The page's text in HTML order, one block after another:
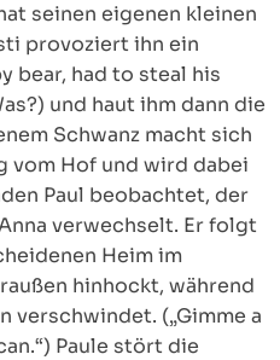
seinen eigenen kleinen
provoziert ihn ein
bear, had to steal his
und haut ihm dann die
Schwanz macht sich
vom Hof und wird dabei
Paul beobachtet, der
verwechselt. Er folgt
Heim im
hinhockt, während
verschwindet. („Gimme a
Paule stört die